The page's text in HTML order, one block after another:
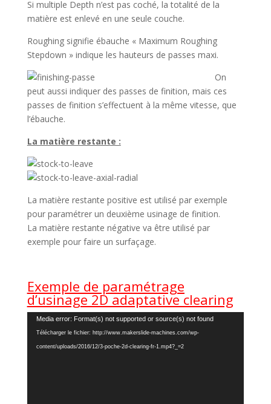
Si multiple Depth n’est pas coché, la totalité de la
matière est enlevé en une seule couche.
Roughing signifie ébauche « Maximum Roughing
Stepdown » indique les hauteurs de passes maxi.
On
peut aussi indiquer des passes de finition, mais ces
passes de finition s’effectuent à la même vitesse, que
l’ébauche.
La matière restante :
La matière restante positive est utilisé par exemple
pour paramétrer un deuxième usinage de finition.
La matière restante négative va être utilisé par
exemple pour faire un surfaçage.
Exemple de paramétrage
d’usinage 2D adaptative clearing
Lecteur
vidéo
Media error: Format(s) not supported or source(s) not found
Télécharger le fichier: http://www.makerslide-machines.com/wp-
content/uploads/2016/12/3-poche-2d-clearing-fr-1.mp4?_=2